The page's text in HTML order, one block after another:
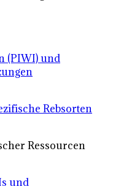
(PIWI) und
Rebsorten
Ressourcen
und